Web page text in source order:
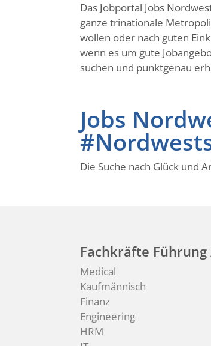
Das Jobportal Jobs
ganze trinationale
wollen oder nach guten
wenn es um gute
suchen und punktgenau
Jobs
Die Suche nach Glück und
Fachkräfte
Medical
Kaufmännisch
Finanz
Engineering
HRM